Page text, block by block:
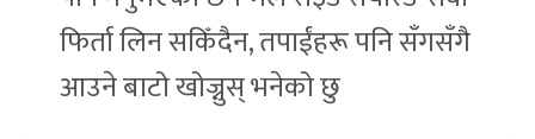
फिर्ता लिन सकिँदैन, तपाईंहरू पनि सँगसँगै
आउने बाटो खोज्नुस् भनेको छु